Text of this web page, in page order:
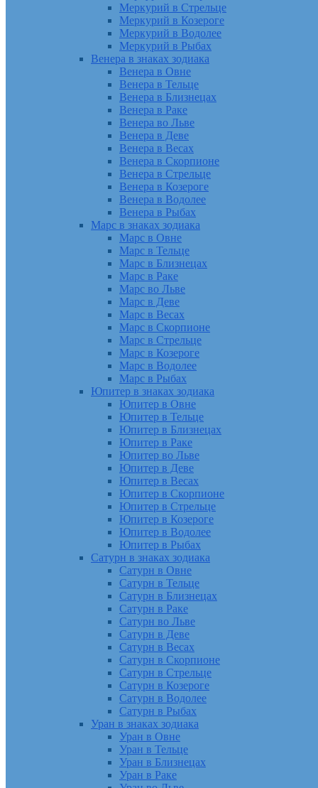
Меркурий в Стрельце
Меркурий в Козероге
Меркурий в Водолее
Меркурий в Рыбах
Венера в знаках зодиака
Венера в Овне
Венера в Тельце
Венера в Близнецах
Венера в Раке
Венера во Льве
Венера в Деве
Венера в Весах
Венера в Скорпионе
Венера в Стрельце
Венера в Козероге
Венера в Водолее
Венера в Рыбах
Марс в знаках зодиака
Марс в Овне
Марс в Тельце
Марс в Близнецах
Марс в Раке
Марс во Льве
Марс в Деве
Марс в Весах
Марс в Скорпионе
Марс в Стрельце
Марс в Козероге
Марс в Водолее
Марс в Рыбах
Юпитер в знаках зодиака
Юпитер в Овне
Юпитер в Тельце
Юпитер в Близнецах
Юпитер в Раке
Юпитер во Льве
Юпитер в Деве
Юпитер в Весах
Юпитер в Скорпионе
Юпитер в Стрельце
Юпитер в Козероге
Юпитер в Водолее
Юпитер в Рыбах
Сатурн в знаках зодиака
Сатурн в Овне
Сатурн в Тельце
Сатурн в Близнецах
Сатурн в Раке
Сатурн во Льве
Сатурн в Деве
Сатурн в Весах
Сатурн в Скорпионе
Сатурн в Стрельце
Сатурн в Козероге
Сатурн в Водолее
Сатурн в Рыбах
Уран в знаках зодиака
Уран в Овне
Уран в Тельце
Уран в Близнецах
Уран в Раке